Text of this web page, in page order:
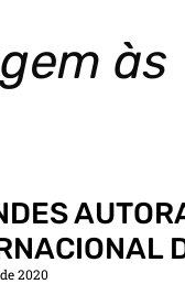
às
2020